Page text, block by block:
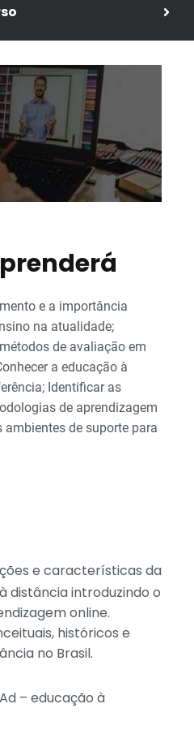
e a importância
na atualidade;
de avaliação em
a educação à
Identificar as
de aprendizagem
ambientes de suporte para
e características da
distância introduzindo o
online.
históricos e
no Brasil.
– educação à